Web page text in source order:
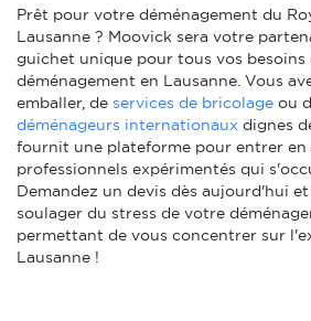
Prêt pour votre déménagement du
Lausanne ? Moovick sera votre
guichet unique pour tous vos besoins
déménagement en Lausanne. Vous
emballer, de services de bricolage ou
déménageurs internationaux dignes
fournit une plateforme pour entrer en
professionnels expérimentés qui
Demandez un devis dès aujourd'hui
soulager du stress de votre
permettant de vous concentrer sur
Lausanne !